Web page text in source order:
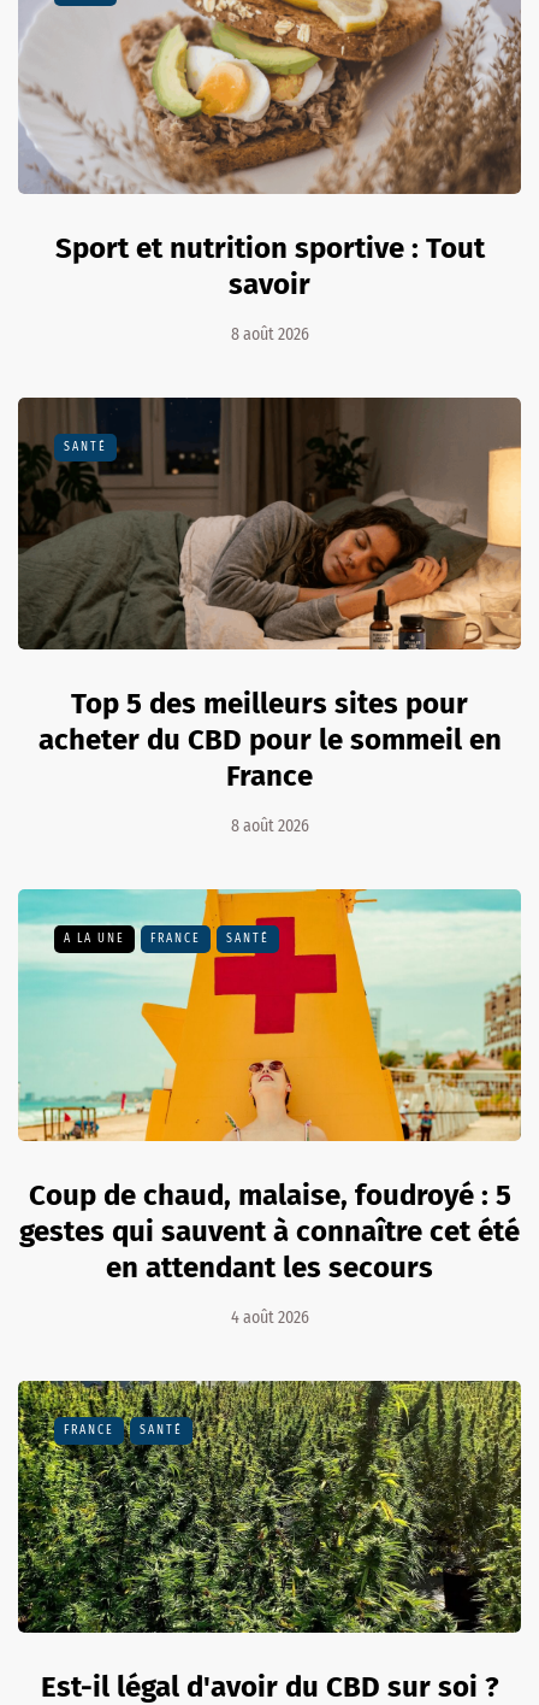
Sport et nutrition sportive : Tout
savoir
8 août 2026
SANTÉ
Top 5 des meilleurs sites pour
acheter du CBD pour le sommeil en
France
8 août 2026
A LA UNE FRANCE SANTÉ
Coup de chaud, malaise, foudroyé : 5
gestes qui sauvent à connaître cet été
en attendant les secours
4 août 2026
FRANCE SANTÉ
Est-il légal d'avoir du CBD sur soi ?